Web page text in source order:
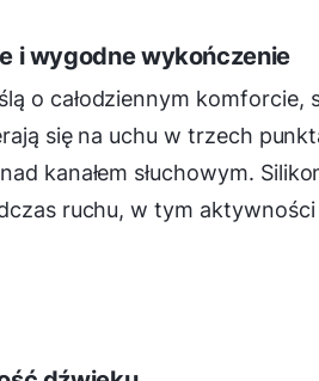
i wygodne wykończenie
o całodziennym komforcie,
się na uchu w trzech
kanałem słuchowym.
ruchu, w tym